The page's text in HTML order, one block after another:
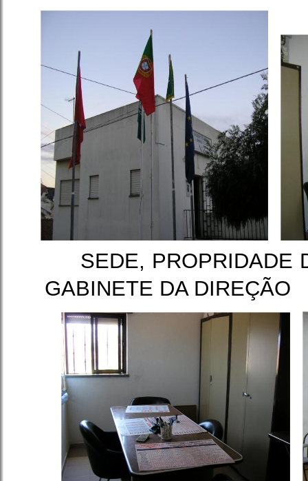
SEDE,
GABINETE DA DIREÇÃO